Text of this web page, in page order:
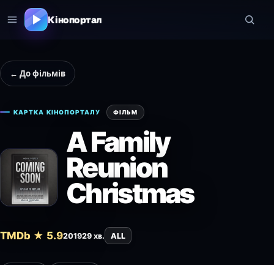
Кінопортал
← До фільмів
КАРТКА КІНОПОРТАЛУ ФІЛЬМ
A Family
Reunion
Christmas
TMDb ★ 5.9201929 хв. ALL